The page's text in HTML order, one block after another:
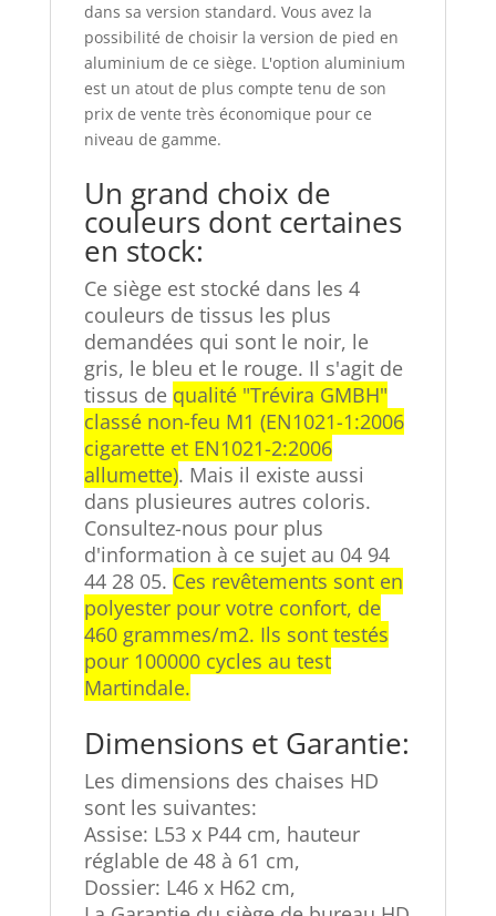
dans sa version standard. Vous avez la
possibilité de choisir la version de pied en
aluminium de ce siège. L'option aluminium
est un atout de plus compte tenu de son
prix de vente très économique pour ce
niveau de gamme.
Un grand choix de
couleurs dont certaines
en stock:
Ce siège est stocké dans les 4
couleurs de tissus les plus
demandées qui sont le noir, le
gris, le bleu et le rouge. Il s'agit de
tissus de qualité "Trévira GMBH"
classé non-feu M1 (EN1021-1:2006
cigarette et EN1021-2:2006
allumette). Mais il existe aussi
dans plusieures autres coloris.
Consultez-nous pour plus
d'information à ce sujet au 04 94
44 28 05. Ces revêtements sont en
polyester pour votre confort, de
460 grammes/m2. Ils sont testés
pour 100000 cycles au test
Martindale.
Dimensions et Garantie:
Les dimensions des chaises HD
sont les suivantes:
Assise: L53 x P44 cm, hauteur
réglable de 48 à 61 cm,
Dossier: L46 x H62 cm,